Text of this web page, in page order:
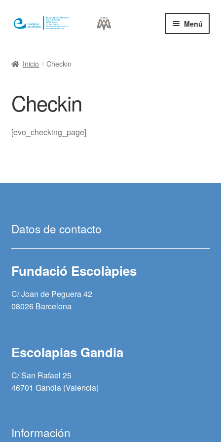
Ir
a
Ir
al
Menú
Inicio Checkin
Checkin
[evo_checking_page]
Datos de contacto
Fundació Escolàpies
C/ Joan de Peguera 42
08026 Barcelona
Escolapias Gandia
C/ San Rafael 25
46701 Gandia (Valencia)
Información